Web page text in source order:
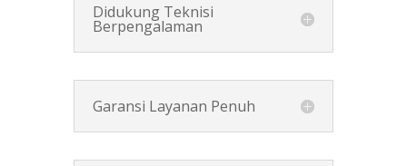
Didukung Teknisi
Berpengalaman
Garansi Layanan Penuh